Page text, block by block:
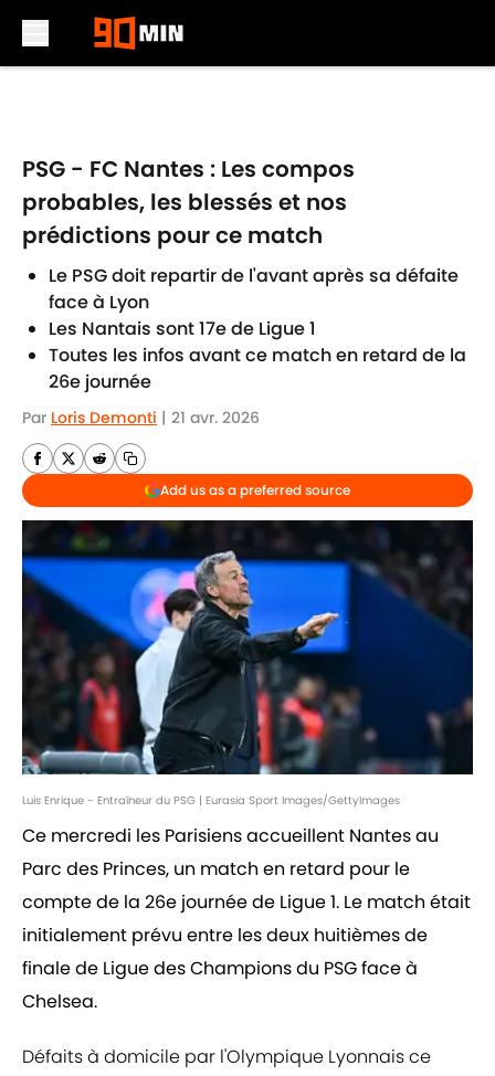
PSG - FC Nantes : Les compos
probables, les blessés et nos
prédictions pour ce match
Le PSG doit repartir de l'avant après sa défaite
face à Lyon
Les Nantais sont 17e de Ligue 1
Toutes les infos avant ce match en retard de la
26e journée
Par Loris Demonti | 21 avr. 2026
Add us as a preferred source
Luis Enrique - Entraîneur du PSG | Eurasia Sport Images/GettyImages
Ce mercredi les Parisiens accueillent Nantes au
Parc des Princes, un match en retard pour le
compte de la 26e journée de Ligue 1. Le match était
initialement prévu entre les deux huitièmes de
finale de Ligue des Champions du PSG face à
Chelsea.
Défaits à domicile par l'Olympique Lyonnais ce